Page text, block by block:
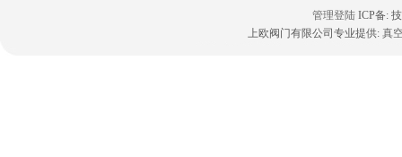
管理登陆 ICP备:技
上欧阀门有限公司专业提供: 真